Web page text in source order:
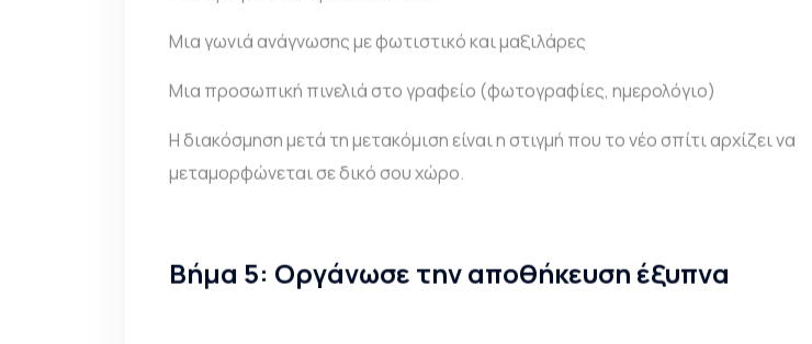
Μια γωνιά ανάγνωσης με φωτιστικό και μαξιλάρες
Μια προσωπική πινελιά στο γραφείο (φωτογραφίες, ημερολόγιο)
Η διακόσμηση μετά τη μετακόμιση είναι η στιγμή που το νέο σπίτι αρχίζει να
μεταμορφώνεται σε δικό σου χώρο.
Βήμα 5: Οργάνωσε την αποθήκευση έξυπνα